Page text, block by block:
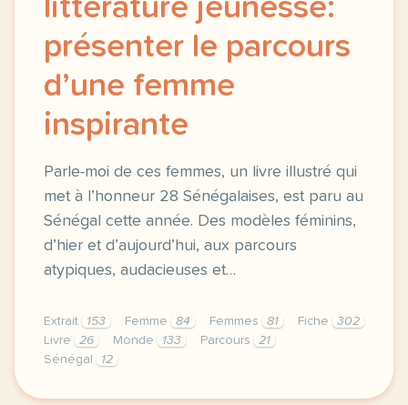
littérature jeunesse:
présenter le parcours
d’une femme
inspirante
Parle-moi de ces femmes, un livre illustré qui
met à l’honneur 28 Sénégalaises, est paru au
Sénégal cette année. Des modèles féminins,
d’hier et d’aujourd’hui, aux parcours
atypiques, audacieuses et…
Extrait 153 Femme 84 Femmes 81 Fiche
302
Livre
26 Monde 133 Parcours
21
Sénégal
12
fiche b1 parler des femmes en litterature